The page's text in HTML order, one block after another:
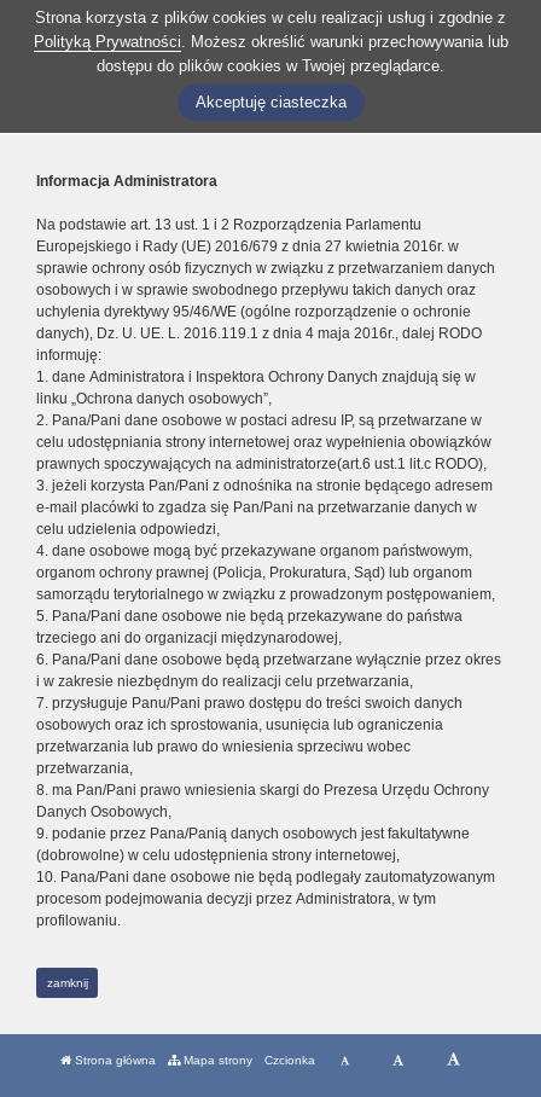
Strona korzysta z plików cookies w celu realizacji usług i zgodnie z
Polityką Prywatności. Możesz określić warunki przechowywania lub
dostępu do plików cookies w Twojej przeglądarce.
Akceptuję ciasteczka
Informacja Administratora
Na podstawie art. 13 ust. 1 i 2 Rozporządzenia Parlamentu
Europejskiego i Rady (UE) 2016/679 z dnia 27 kwietnia 2016r. w
sprawie ochrony osób fizycznych w związku z przetwarzaniem danych
osobowych i w sprawie swobodnego przepływu takich danych oraz
uchylenia dyrektywy 95/46/WE (ogólne rozporządzenie o ochronie
danych), Dz. U. UE. L. 2016.119.1 z dnia 4 maja 2016r., dalej RODO
informuję:
1. dane Administratora i Inspektora Ochrony Danych znajdują się w
linku „Ochrona danych osobowych”,
2. Pana/Pani dane osobowe w postaci adresu IP, są przetwarzane w
celu udostępniania strony internetowej oraz wypełnienia obowiązków
prawnych spoczywających na administratorze(art.6 ust.1 lit.c RODO),
3. jeżeli korzysta Pan/Pani z odnośnika na stronie będącego adresem
e-mail placówki to zgadza się Pan/Pani na przetwarzanie danych w
celu udzielenia odpowiedzi,
4. dane osobowe mogą być przekazywane organom państwowym,
organom ochrony prawnej (Policja, Prokuratura, Sąd) lub organom
samorządu terytorialnego w związku z prowadzonym postępowaniem,
5. Pana/Pani dane osobowe nie będą przekazywane do państwa
trzeciego ani do organizacji międzynarodowej,
6. Pana/Pani dane osobowe będą przetwarzane wyłącznie przez okres
i w zakresie niezbędnym do realizacji celu przetwarzania,
7. przysługuje Panu/Pani prawo dostępu do treści swoich danych
osobowych oraz ich sprostowania, usunięcia lub ograniczenia
przetwarzania lub prawo do wniesienia sprzeciwu wobec
przetwarzania,
8. ma Pan/Pani prawo wniesienia skargi do Prezesa Urzędu Ochrony
Danych Osobowych,
9. podanie przez Pana/Panią danych osobowych jest fakultatywne
(dobrowolne) w celu udostępnienia strony internetowej,
10. Pana/Pani dane osobowe nie będą podlegały zautomatyzowanym
procesom podejmowania decyzji przez Administratora, w tym
profilowaniu.
zamknij
Strona główna Mapa strony Czcionka